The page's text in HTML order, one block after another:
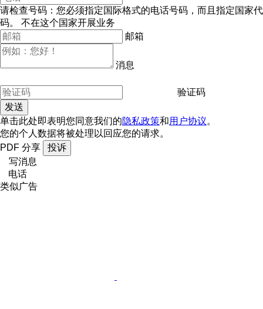
请检查号码：您必须指定国际格式的电话号码，而且指定国家代
码。
不在这个国家开展业务
邮箱
消息
验证码
单击此处即表明您同意我们的隐私政策和用户协议。
您的个人数据将被处理以回应您的请求。
PDF 分享
投诉
写消息
电话
类似广告